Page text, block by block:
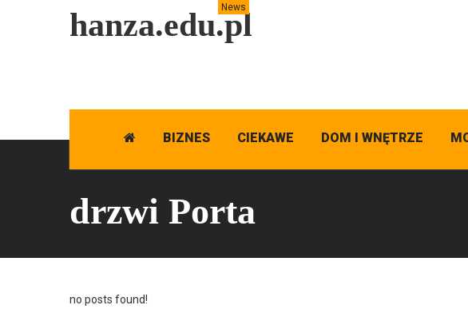
hanza.edu.pl
News
BIZNES CIEKAWE DOM I WNĘTRZE
drzwi Porta
no posts found!